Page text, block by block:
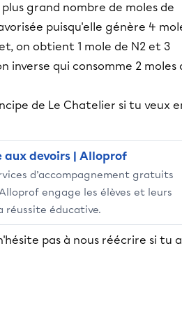
grand nombre de moles de
puisqu'elle génère 4
on obtient 1 mole de N2 et 3
inverse qui consomme 2 moles
de Le Chatelier si tu veux
devoirs | Alloprof
d’accompagnement gratuits
engage les élèves et leurs
réussite éducative.
pas à nous réécrire si tu